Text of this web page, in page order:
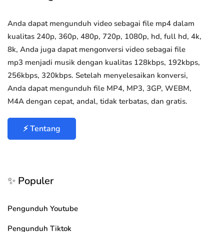
Anda dapat mengunduh video sebagai file mp4 dalam
kualitas 240p, 360p, 480p, 720p, 1080p, hd, full hd, 4k,
8k, Anda juga dapat mengonversi video sebagai file
mp3 menjadi musik dengan kualitas 128kbps, 192kbps,
256kbps, 320kbps. Setelah menyelesaikan konversi,
Anda dapat mengunduh file MP4, MP3, 3GP, WEBM,
M4A dengan cepat, andal, tidak terbatas, dan gratis.
⚡ Tentang
✨ Populer
Pengunduh Youtube
Pengunduh Tiktok